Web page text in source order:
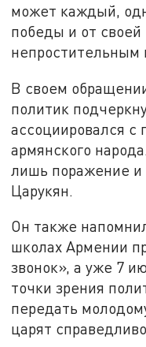
может каждый,
победы и от своей
непростительным
В своем
политик
ассоциировался с
армянского
лишь поражение и
Царукян.
Он также
школах Армении
звонок», а уже 7
точки зрения
передать
царят